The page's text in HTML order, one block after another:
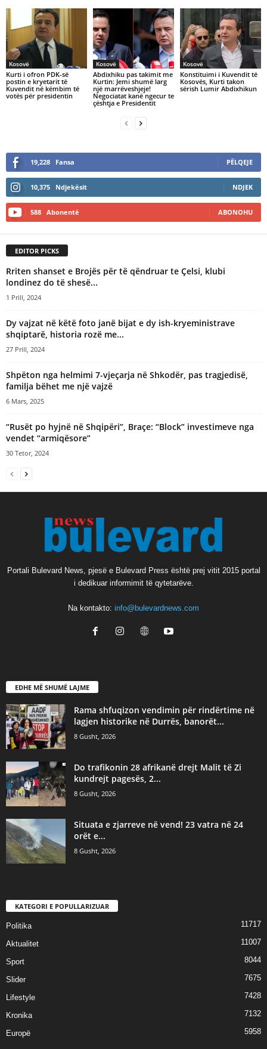
Kosovë
Kurti i ofron PDK-së
postin e kryetarit të
Kuvendit në këmbim të
votës për presidentin
Kosovë
Abdixhiku pas takimit me
Kurtin: Jemi shumë larg
një marrëveshjeje!
Negociatat kanë ngecur te
çështja e Presidentit
Kosovë
Konstituimi i Kuvendit të
Kosovës, Kurti takon
sërish Lumir Abdixhikun
19,228 Fansa PËLQEJE
10,375 Ndjekësit NDJEK
588 Abonentë ABONOHU
EDITOR PICKS
Rriten shanset e Brojës për të qëndruar te Çelsi, klubi
londinez do të shesë...
1 Prill, 2024
Dy vajzat në këtë foto janë bijat e dy ish-kryeministrave
shqiptarë, historia rozë me...
27 Prill, 2024
Shpëton nga helmimi 7-vjeçarja në Shkodër, pas tragjedisë,
familja bëhet me një vajzë
6 Mars, 2025
“Rusët po hyjnë në Shqipëri”, Braçe: “Block” investimeve nga
vendet “armiqësore”
30 Tetor, 2024
Portali Bulevard News, pjesë e Bulevard Press është prej vitit 2015 portal
i dedikuar informimit të qytetarëve.
Na kontakto: info@bulevardnews.com
EDHE MË SHUMË LAJME
Rama shfuqizon vendimin për rindërtime në
lagjen historike në Durrës, banorët...
8 Gusht, 2026
Do trafikonin 28 afrikanë drejt Malit të Zi
kundrejt pagesës, 2...
8 Gusht, 2026
Situata e zjarreve në vend! 23 vatra në 24
orët e...
8 Gusht, 2026
KATEGORI E POPULLARIZUAR
Politika 11717
Aktualitet 11007
Sport 8044
Slider 7675
Lifestyle 7428
Kronika 7132
Europë 5958